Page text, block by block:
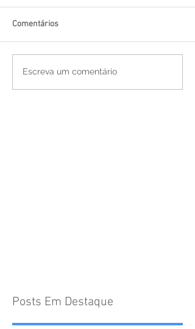
Comentários
Escreva um comentário
Posts Em Destaque